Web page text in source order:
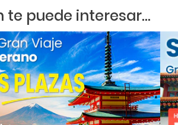
te puede interesar...